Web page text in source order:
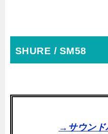
SHURE / SM58
→サウンド